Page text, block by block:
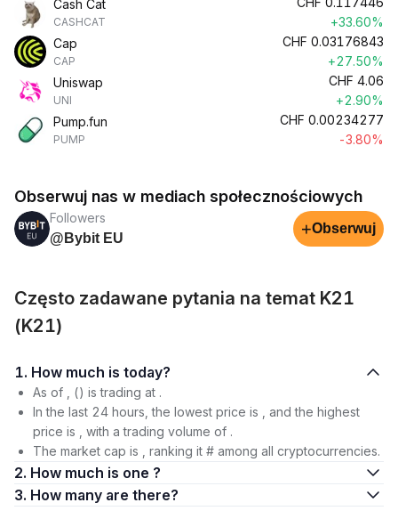
Cash Cat
CASHCAT
+33.60%
Cap
CAP
CHF 0.03176843
+27.50%
Uniswap
UNI
CHF 4.06
+2.90%
Pump.fun
PUMP
CHF 0.00234277
-3.80%
Obserwuj nas w mediach społecznościowych
Followers
@Bybit EU
+Obserwuj
Często zadawane pytania na temat K21
(K21)
1. How much is today?
As of , () is trading at .
In the last 24 hours, the lowest price is , and the highest
price is , with a trading volume of .
The market cap is , ranking it # among all cryptocurrencies.
2. How much is one ?
3. How many are there?